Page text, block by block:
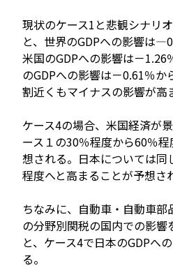
現状のケース1と悲観シナリ
と、世界のGDPへの影響は
米国のGDPへの影響は－
のGDPへの影響は－0.61％
割近くもマイナスの影響が高
ケース4の場合、米国経済が
ース１の30％程度から60％
想される。日本については同
程度へと高まることが予想さ
ちなみに、自動車・自動車
の分野別関税の国内での影響
と、ケース4で日本のGDPへ
る。